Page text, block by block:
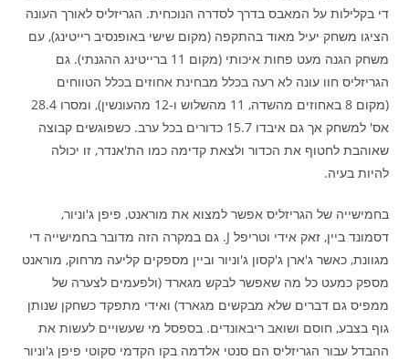
די בקלילות על המאבס בדרך לסדרה הנוכחית. הגריזליס לאורך העונה
הציגו משחק יעיל מאוד בהתקפה (מקום שישי באופנסיב רייטינג), עם
משחק הגנה מעט פחות איכותי (מקום 11 ברייטינג ההגנתי). גם
הגריזליס חוו עונה לא רעה בכלל מבחינת אחוזים בכלל הטווחים
(מקום 8 באחוזים מהשדה, 11 מהשלוש ו-12 מהעונשין), ומסרו 28.4
אס' למשחק אך גם איבדו 15.7 כדורים בכל ערב. כשפוגשים קבוצה
שאוהבת לחטוף את הכדור ולצאת קדימה כמו הת'אנדר, זו יכולה
להיות בעיה.
בחמישייה של הגריזליס אפשר למצוא את מוראנט, פיפן ג'וניור,
דסמונד ביין, זאק אידי וטריפל J. גם במקרה הזה מדובר בחמישייה די
מגוונת, כאשר ג'ארן ג'קסון ג'וניור וביין מספקים קליעה מרחוק, מוראנט
מספק כמעט כל מה שאפשר לבקש מגארד (ולפעמים לצערה של
ממפיס גם דברים שלא מבקשים מגארד) ואידי מתפקד כשחקן שנותן
גוף בצבע, חוסם ושואב ריבאונדים. בספסל מי שעשויים לעשות את
ההבדל עבור הגריזליס הם סנטי אלדמה בקו הקדמי סקוטי פיפן ג'וניור